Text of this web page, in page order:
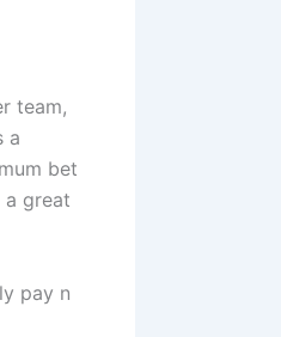
team,
a
bet
a great
pay n